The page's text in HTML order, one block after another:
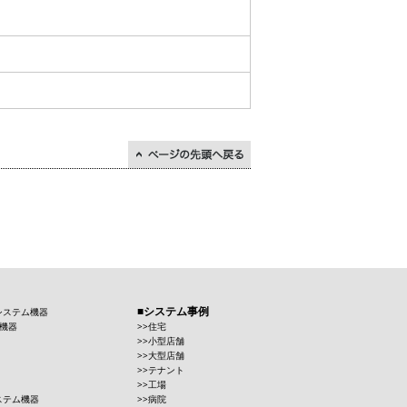
テム機器
器
テム機器
システム事例
住宅
小型店舗
大型店舗
テナント
工場
病院